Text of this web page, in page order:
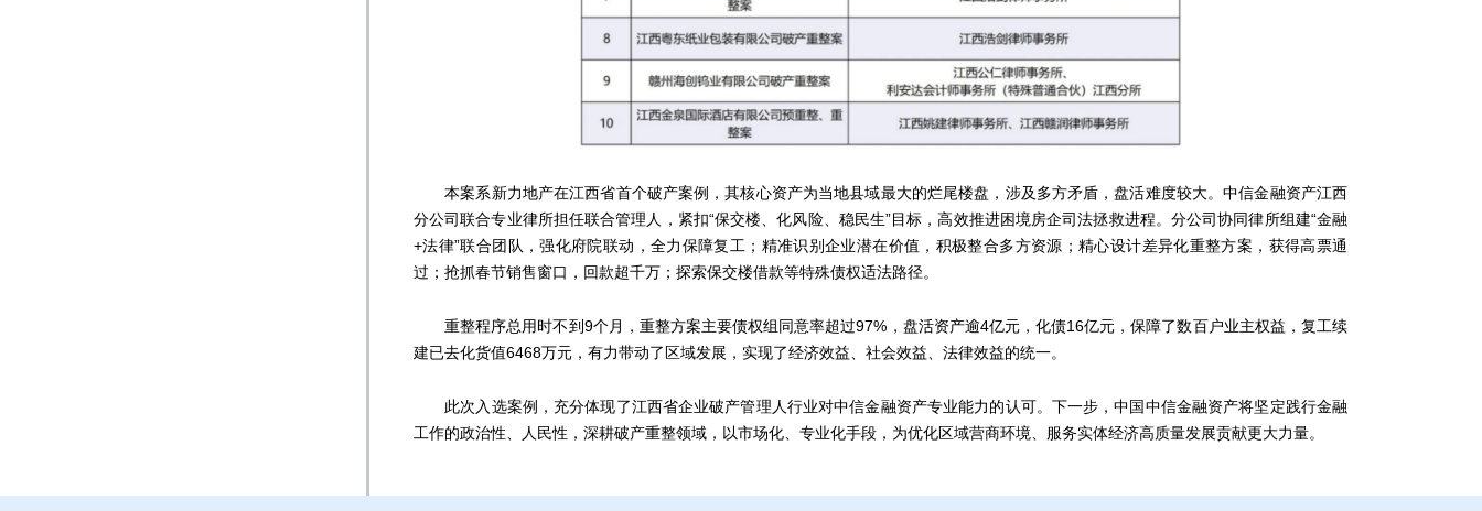
本案系新力地产在江西省首个破产案例，其核心资产为当地县域最大的烂尾楼盘，涉及多方矛盾，盘活难度较大。中信金融资产江西
分公司联合专业律所担任联合管理人，紧扣“保交楼、化风险、稳民生”目标，高效推进困境房企司法拯救进程。分公司协同律所组建“金融
+法律”联合团队，强化府院联动，全力保障复工；精准识别企业潜在价值，积极整合多方资源；精心设计差异化重整方案，获得高票通
过；抢抓春节销售窗口，回款超千万；探索保交楼借款等特殊债权适法路径。
重整程序总用时不到9个月，重整方案主要债权组同意率超过97%，盘活资产逾4亿元，化债16亿元，保障了数百户业主权益，复工续
建已去化货值6468万元，有力带动了区域发展，实现了经济效益、社会效益、法律效益的统一。
此次入选案例，充分体现了江西省企业破产管理人行业对中信金融资产专业能力的认可。下一步，中国中信金融资产将坚定践行金融
工作的政治性、人民性，深耕破产重整领域，以市场化、专业化手段，为优化区域营商环境、服务实体经济高质量发展贡献更大力量。